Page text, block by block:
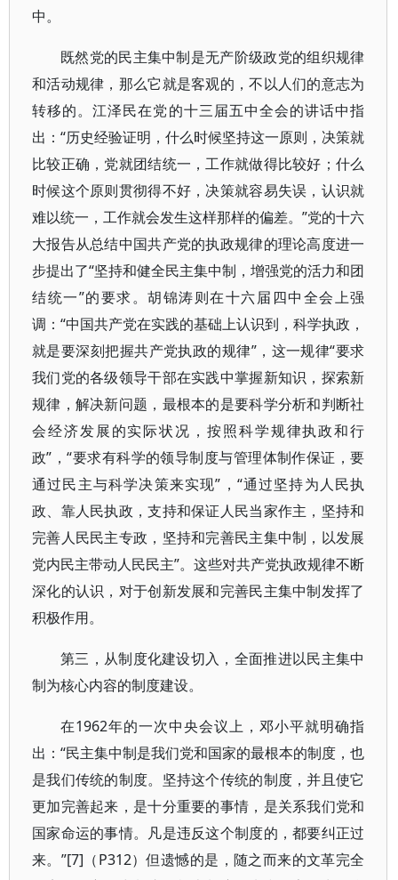
中。
既然党的民主集中制是无产阶级政党的组织规律
和活动规律，那么它就是客观的，不以人们的意志为
转移的。江泽民在党的十三届五中全会的讲话中指
出：“历史经验证明，什么时候坚持这一原则，决策就
比较正确，党就团结统一，工作就做得比较好；什么
时候这个原则贯彻得不好，决策就容易失误，认识就
难以统一，工作就会发生这样那样的偏差。”党的十六
大报告从总结中国共产党的执政规律的理论高度进一
步提出了“坚持和健全民主集中制，增强党的活力和团
结统一”的要求。胡锦涛则在十六届四中全会上强
调：“中国共产党在实践的基础上认识到，科学执政，
就是要深刻把握共产党执政的规律”，这一规律“要求
我们党的各级领导干部在实践中掌握新知识，探索新
规律，解决新问题，最根本的是要科学分析和判断社
会经济发展的实际状况，按照科学规律执政和行
政”，“要求有科学的领导制度与管理体制作保证，要
通过民主与科学决策来实现”，“通过坚持为人民执
政、靠人民执政，支持和保证人民当家作主，坚持和
完善人民民主专政，坚持和完善民主集中制，以发展
党内民主带动人民民主”。这些对共产党执政规律不断
深化的认识，对于创新发展和完善民主集中制发挥了
积极作用。
第三，从制度化建设切入，全面推进以民主集中
制为核心内容的制度建设。
在1962年的一次中央会议上，邓小平就明确指
出：“民主集中制是我们党和国家的最根本的制度，也
是我们传统的制度。坚持这个传统的制度，并且使它
更加完善起来，是十分重要的事情，是关系我们党和
国家命运的事情。凡是违反这个制度的，都要纠正过
来。”[7]（P312）但遗憾的是，随之而来的文革完全